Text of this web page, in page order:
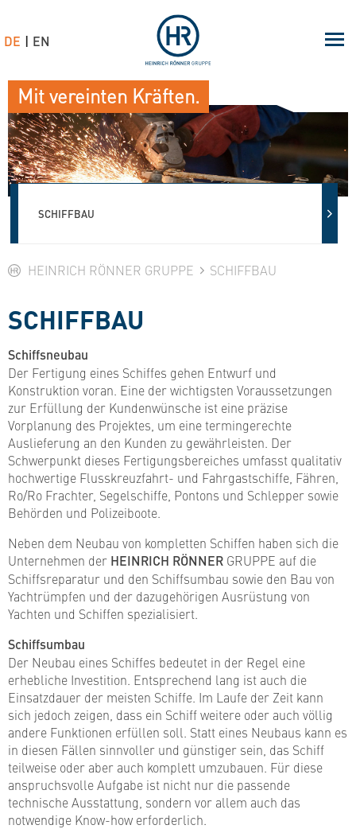
SCHIFFBAU
HEINRICH RÖNNER GRUPPE SCHIFFBAU
SCHIFFBAU
Schiffsneubau
Der Fertigung eines Schiffes gehen Entwurf und
Konstruktion voran. Eine der wichtigsten Voraussetzungen
zur Erfüllung der Kundenwünsche ist eine präzise
Vorplanung des Projektes, um eine termingerechte
Auslieferung an den Kunden zu gewährleisten. Der
Schwerpunkt dieses Fertigungsbereiches umfasst qualitativ
hochwertige Flusskreuzfahrt- und Fahrgastschiffe, Fähren,
Ro/Ro Frachter, Segelschiffe, Pontons und Schlepper sowie
Behörden und Polizeiboote.
Neben dem Neubau von kompletten Schiffen haben sich die
Unternehmen der HEINRICH RÖNNER GRUPPE auf die
Schiffsreparatur und den Schiffsumbau sowie den Bau von
Yachtrümpfen und der dazugehörigen Ausrüstung von
Yachten und Schiffen spezialisiert.
Schiffsumbau
Der Neubau eines Schiffes bedeutet in der Regel eine
erhebliche Investition. Entsprechend lang ist auch die
Einsatzdauer der meisten Schiffe. Im Laufe der Zeit kann
sich jedoch zeigen, dass ein Schiff weitere oder auch völlig
andere Funktionen erfüllen soll. Statt eines Neubaus kann es
in diesen Fällen sinnvoller und günstiger sein, das Schiff
teilweise oder aber auch komplett umzubauen. Für diese
anspruchsvolle Aufgabe ist nicht nur die passende
technische Ausstattung, sondern vor allem auch das
notwendige Know-how erforderlich.
Mit vereinten Kräften.
DE EN